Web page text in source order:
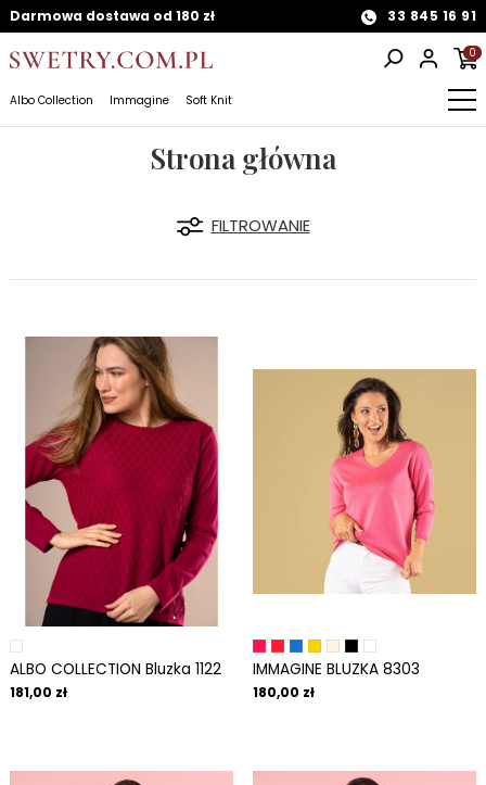
Darmowa dostawa od 180 zł 33 845 16 91
0
Albo Collection Immagine Soft Knit
Strona główna
FILTROWANIE
ALBO COLLECTION Bluzka 1122
181,00 zł
IMMAGINE BLUZKA 8303
180,00 zł